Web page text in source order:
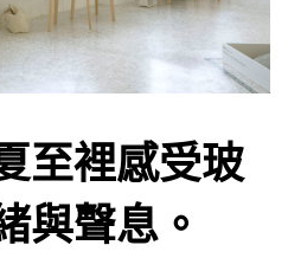
至裡感受玻
與聲息。